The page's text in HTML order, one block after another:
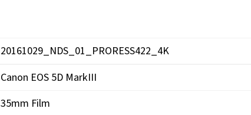
20161029_NDS_01_PRORESS422_4K
Canon EOS 5D MarkIII
35mm Film